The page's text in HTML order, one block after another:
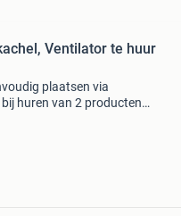
Ventilator te huur
plaatsen via
huren van 2 producten